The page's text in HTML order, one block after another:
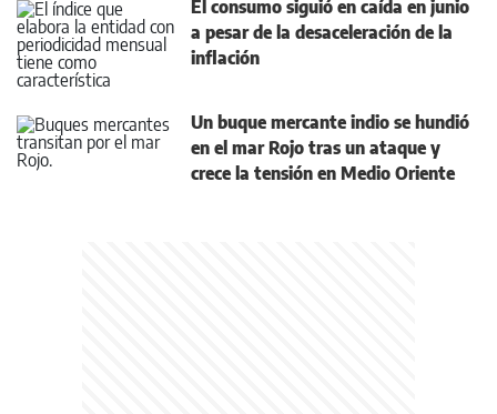
El consumo siguió en caída en junio
a pesar de la desaceleración de la
inflación
Un buque mercante indio se hundió
en el mar Rojo tras un ataque y
crece la tensión en Medio Oriente